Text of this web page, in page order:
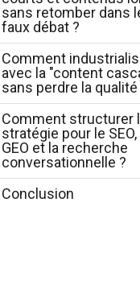
sans retomber dans
faux débat ?
Comment
avec la "content
sans perdre la qualité
Comment structurer
stratégie pour le SEO,
GEO et la recherche
conversationnelle ?
Conclusion